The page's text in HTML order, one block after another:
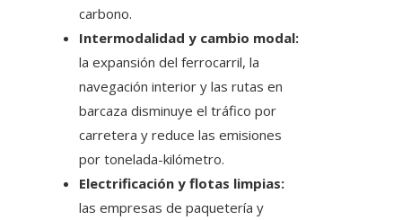
carbono.
Intermodalidad y cambio modal:
la expansión del ferrocarril, la
navegación interior y las rutas en
barcaza disminuye el tráfico por
carretera y reduce las emisiones
por tonelada-kilómetro.
Electrificación y flotas limpias:
las empresas de paquetería y